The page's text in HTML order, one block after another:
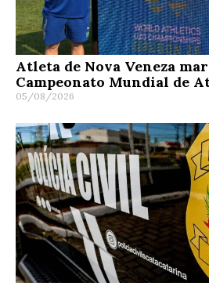
Atleta de Nova Veneza
Campeonato Mundial de
05/08/2026